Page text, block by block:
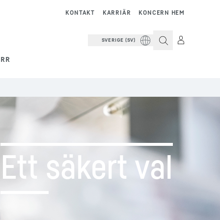
KONCERN HEM
KARRIÄR
KONTAKT
SVERIGE (SV)
Ett säkert val